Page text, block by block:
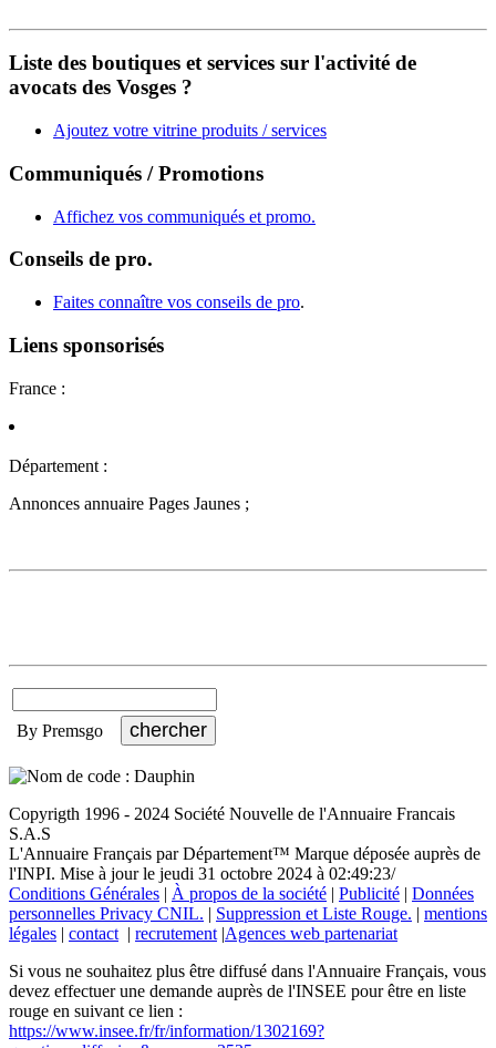
Liste des boutiques et services sur l'activité de
avocats des Vosges ?
Ajoutez votre vitrine produits / services
Communiqués / Promotions
Affichez vos communiqués et promo.
Conseils de pro.
Faites connaître vos conseils de pro.
Liens sponsorisés
France :
Département :
Annonces annuaire Pages Jaunes ;
By Premsgo
Copyrigth 1996 - 2024 Société Nouvelle de l'Annuaire Francais
S.A.S
L'Annuaire Français par Département™ Marque déposée auprès de
l'INPI. Mise à jour le jeudi 31 octobre 2024 à 02:49:23/
Conditions Générales | À propos de la société | Publicité | Données
personnelles Privacy CNIL. | Suppression et Liste Rouge. | mentions
légales | contact | recrutement |Agences web partenariat
Si vous ne souhaitez plus être diffusé dans l'Annuaire Français, vous
devez effectuer une demande auprès de l'INSEE pour être en liste
rouge en suivant ce lien :
https://www.insee.fr/fr/information/1302169?